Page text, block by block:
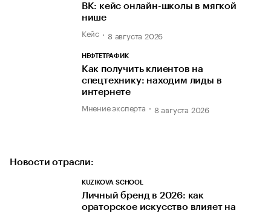
ВК: кейс онлайн-школы в мягкой
нише
Кейс 8 августа 2026
НЕФТЕТРАФИК
Как получить клиентов на
спецтехнику: находим лиды в
интернете
Мнение эксперта 8 августа 2026
Новости отрасли:
KUZIKOVA SCHOOL
Личный бренд в 2026: как
ораторское искусство влияет на